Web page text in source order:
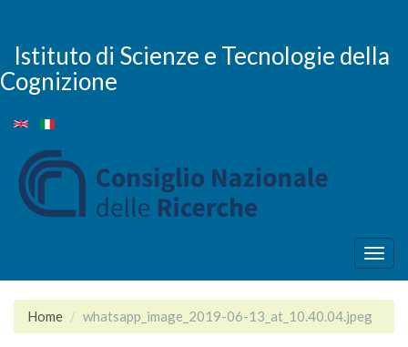
contenuto
principale
Istituto di Scienze e Tecnologie della
Cognizione
Home whatsapp_image_2019-06-13_at_10.40.04.jpeg